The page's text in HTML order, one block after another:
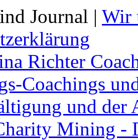
Journal | Wir
Richter
Coachings
und
Mining -